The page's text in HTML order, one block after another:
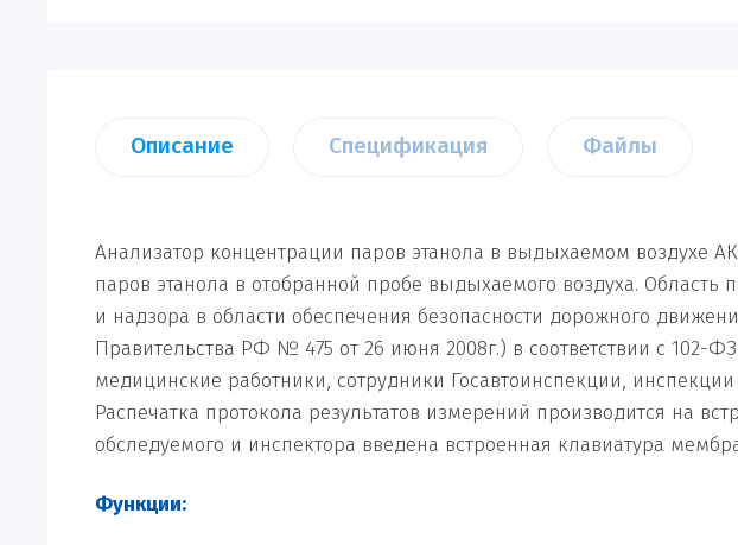
Описание Спецификация Файлы
Анализатор концентрации паров этанола в выдыхаемом воздухе
паров этанола в отобранной пробе выдыхаемого воздуха.
и надзора в области обеспечения безопасности дорожного
Правительства РФ № 475 от 26 июня 2008г.) в соответствии с 102-
медицинские работники, сотрудники Госавтоинспекции,
Распечатка протокола результатов измерений производится на
обследуемого и инспектора введена встроенная клавиатура
Функции: